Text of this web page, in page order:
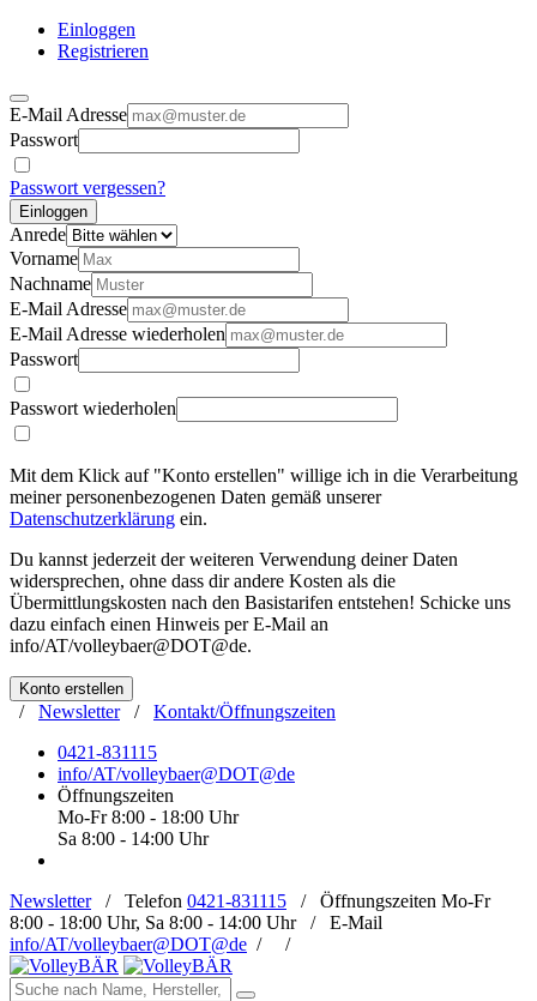
Einloggen
Registrieren
E-Mail Adresse
Passwort
Passwort vergessen?
Einloggen
Anrede
Vorname
Nachname
E-Mail Adresse
E-Mail Adresse wiederholen
Passwort
Passwort wiederholen
Mit dem Klick auf "Konto erstellen" willige ich in die Verarbeitung
meiner personenbezogenen Daten gemäß unserer
Datenschutzerklärung ein.
Du kannst jederzeit der weiteren Verwendung deiner Daten
widersprechen, ohne dass dir andere Kosten als die
Übermittlungskosten nach den Basistarifen entstehen! Schicke uns
dazu einfach einen Hinweis per E-Mail an
info/AT/volleybaer@DOT@de.
Konto erstellen
/ Newsletter/ Kontakt/Öffnungszeiten
0421-831115
info/AT/volleybaer@DOT@de
Öffnungszeiten
Mo-Fr 8:00 - 18:00 Uhr
Sa 8:00 - 14:00 Uhr
Newsletter/ Telefon 0421-831115 / Öffnungszeiten Mo-Fr
8:00 - 18:00 Uhr, Sa 8:00 - 14:00 Uhr / E-Mail
info/AT/volleybaer@DOT@de / /